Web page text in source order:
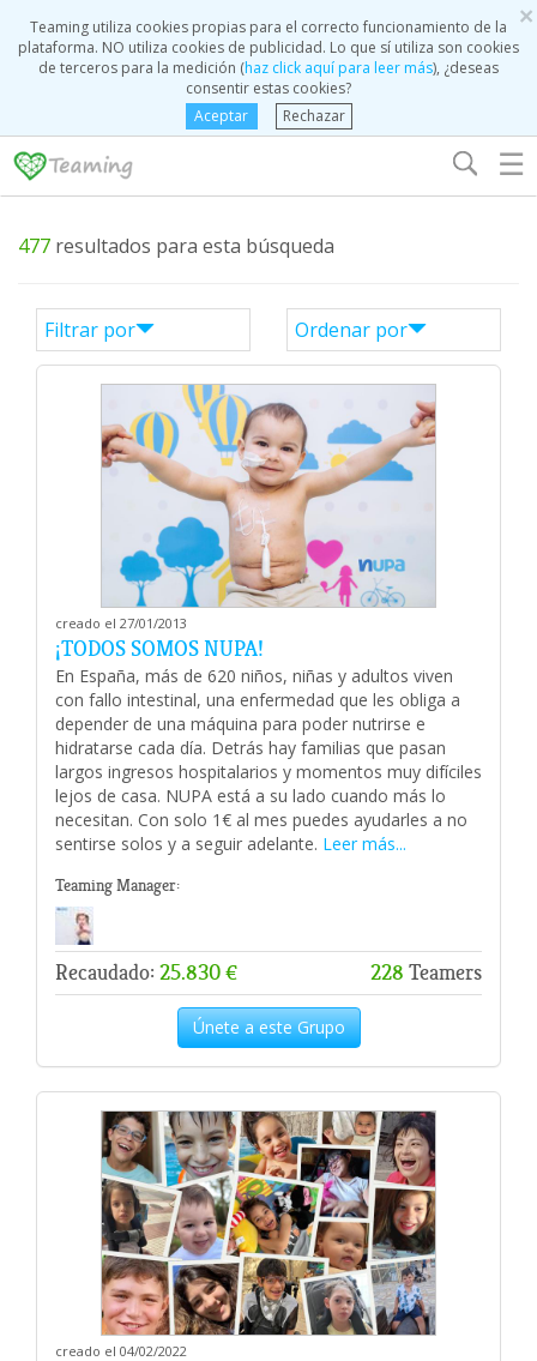
×
Teaming utiliza cookies propias para el correcto funcionamiento de la
plataforma. NO utiliza cookies de publicidad. Lo que sí utiliza son cookies
de terceros para la medición (haz click aquí para leer más), ¿deseas
consentir estas cookies?
Aceptar
Rechazar
☰
477 resultados para esta búsqueda
Filtrar por Ordenar por
creado el 27/01/2013
¡TODOS SOMOS NUPA!
En España, más de 620 niños, niñas y adultos viven
con fallo intestinal, una enfermedad que les obliga a
depender de una máquina para poder nutrirse e
hidratarse cada día. Detrás hay familias que pasan
largos ingresos hospitalarios y momentos muy difíciles
lejos de casa. NUPA está a su lado cuando más lo
necesitan. Con solo 1€ al mes puedes ayudarles a no
sentirse solos y a seguir adelante. Leer más...
Teaming Manager:
Recaudado: 25.830 € 228 Teamers
Únete a este Grupo
creado el 04/02/2022